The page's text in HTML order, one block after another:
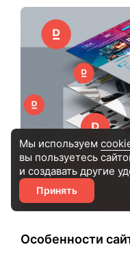
Особенности
Мы используем
вы пользуетесь
и создавать другие
Принять